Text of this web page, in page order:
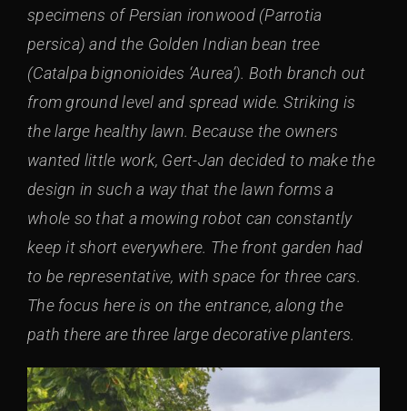
specimens of Persian ironwood (Parrotia
persica) and the Golden Indian bean tree
(Catalpa bignonioides ‘Aurea’). Both branch out
from ground level and spread wide. Striking is
the large healthy lawn. Because the owners
wanted little work, Gert-Jan decided to make the
design in such a way that the lawn forms a
whole so that a mowing robot can constantly
keep it short everywhere. The front garden had
to be representative, with space for three cars.
The focus here is on the entrance, along the
path there are three large decorative planters.